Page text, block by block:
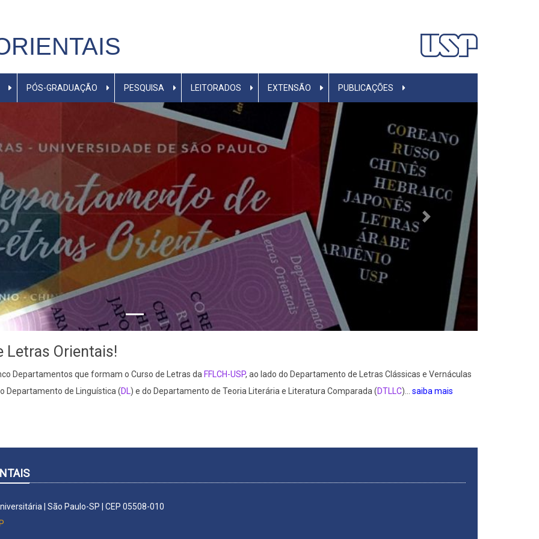
PÓS-GRADUAÇÃO PESQUISA LEITORADOS EXTENSÃO PUBLICAÇÕES
Next
Letras Orientais!
Departamentos que formam o Curso de Letras da FFLCH-USP, ao lado do Departamento de Letras Clássicas e Vernáculas
Departamento de Linguística (DL) e do Departamento de Teoria Literária e Literatura Comparada (DTLLC)... saiba mais
| São Paulo-SP | CEP 05508-010